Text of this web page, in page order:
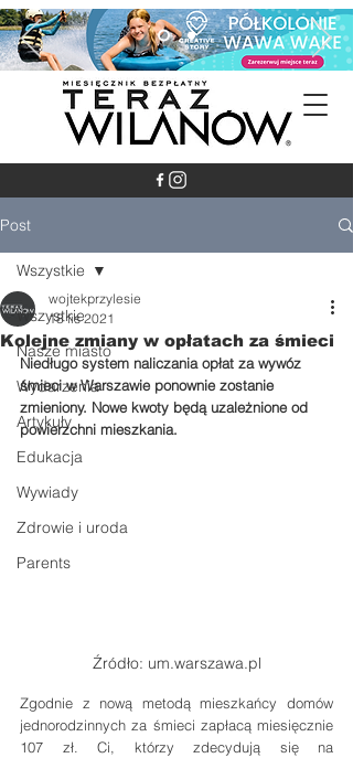
Post
Wszystkie
Nasze miasto
Wydarzenia
Artykuły
Edukacja
Wywiady
Zdrowie i uroda
Parents
Wszystkie
Kolejne zmiany w opłatach za śmieci
wojtekprzylesie
18 lis 2021
Niedługo system naliczania opłat za wywóz
śmieci w Warszawie ponownie zostanie
zmieniony. Nowe kwoty będą uzależnione od
powierzchni mieszkania.
Źródło: um.warszawa.pl
Zgodnie z nową metodą mieszkańcy domów
jednorodzinnych za śmieci zapłacą miesięcznie
107 zł. Ci, którzy zdecydują się na